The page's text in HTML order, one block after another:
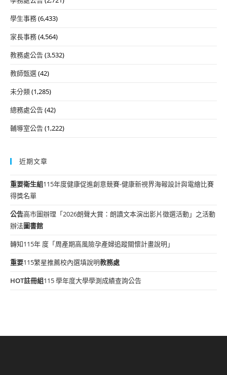
學生事務(6,433)
家長事務(4,564)
教務處公告(3,532)
教師甄選(42)
未分類(1,285)
總務處公告(42)
輔導室公告(1,222)
近期文章
重要衛生組115年度健康促進創意競賽-健康新視界海報設計與電繪比賽
得獎名單
公告高市圖辦理「2026朗聲大賞：朗讀文本演出影片徵選活動」之活動
辦法圖書館
轉知115年 度「周產期高風險孕產婦追蹤關懷計畫說明」
重要115繁星推薦校內選填說明教務處
HOT註冊組115 學年度大學學測成績查詢公告